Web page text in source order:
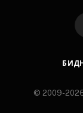
© 2009-2026